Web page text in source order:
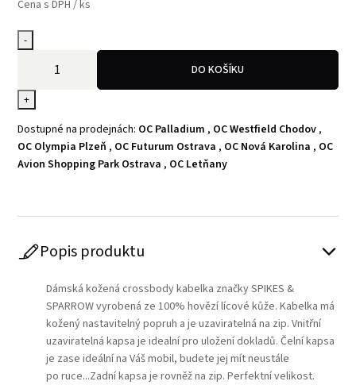
Cena s DPH / ks
-
+
DO KOŠÍKU
Dostupné na prodejnách: OC Palladium , OC Westfield Chodov ,
OC Olympia Plzeň , OC Futurum Ostrava , OC Nová Karolina , OC
Avion Shopping Park Ostrava , OC Letňany
Popis produktu
Dámská kožená crossbody kabelka značky SPIKES &
SPARROW vyrobená ze 100% hovězí lícové kůže. Kabelka má
kožený nastavitelný popruh a je uzaviratelná na zip. Vnitřní
uzaviratelná kapsa je idealní pro uložení dokladů. Čelní kapsa
je zase ideální na Váš mobil, budete jej mít neustále
po ruce...Zadní kapsa je rovněž na zip. Perfektní velikost.